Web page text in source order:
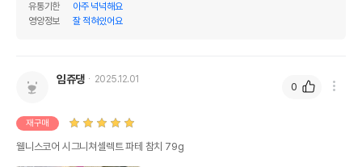
유통기한
아주 넉넉해요
영양정보
잘 적혀있어요
임쥬댕 2025.12.01
재구매
웰니스코어 시그니쳐셀렉트 파테 참치 79g
0